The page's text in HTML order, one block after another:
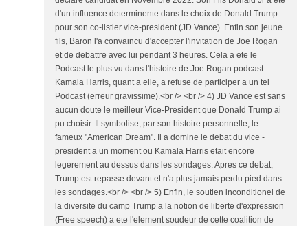
d'un influence determinente dans le choix de Donald Trump
pour son co-listier vice-president (JD Vance). Enfin son jeune
fils, Baron l'a convaincu d'accepter l'invitation de Joe Rogan
et de debattre avec lui pendant 3 heures. Cela a ete le
Podcast le plus vu dans l'histoire de Joe Rogan podcast.
Kamala Harris, quant a elle, a refuse de participer a un tel
Podcast (erreur gravissime).<br /> <br /> 4) JD Vance est sans
aucun doute le meilleur Vice-President que Donald Trump ai
pu choisir. Il symbolise, par son histoire personnelle, le
fameux "American Dream". Il a domine le debat du vice -
president a un moment ou Kamala Harris etait encore
legerement au dessus dans les sondages. Apres ce debat,
Trump est repasse devant et n'a plus jamais perdu pied dans
les sondages.<br /> <br /> 5) Enfin, le soutien inconditionel de
la diversite du camp Trump a la notion de liberte d'expression
(Free speech) a ete l'element soudeur de cette coalition de